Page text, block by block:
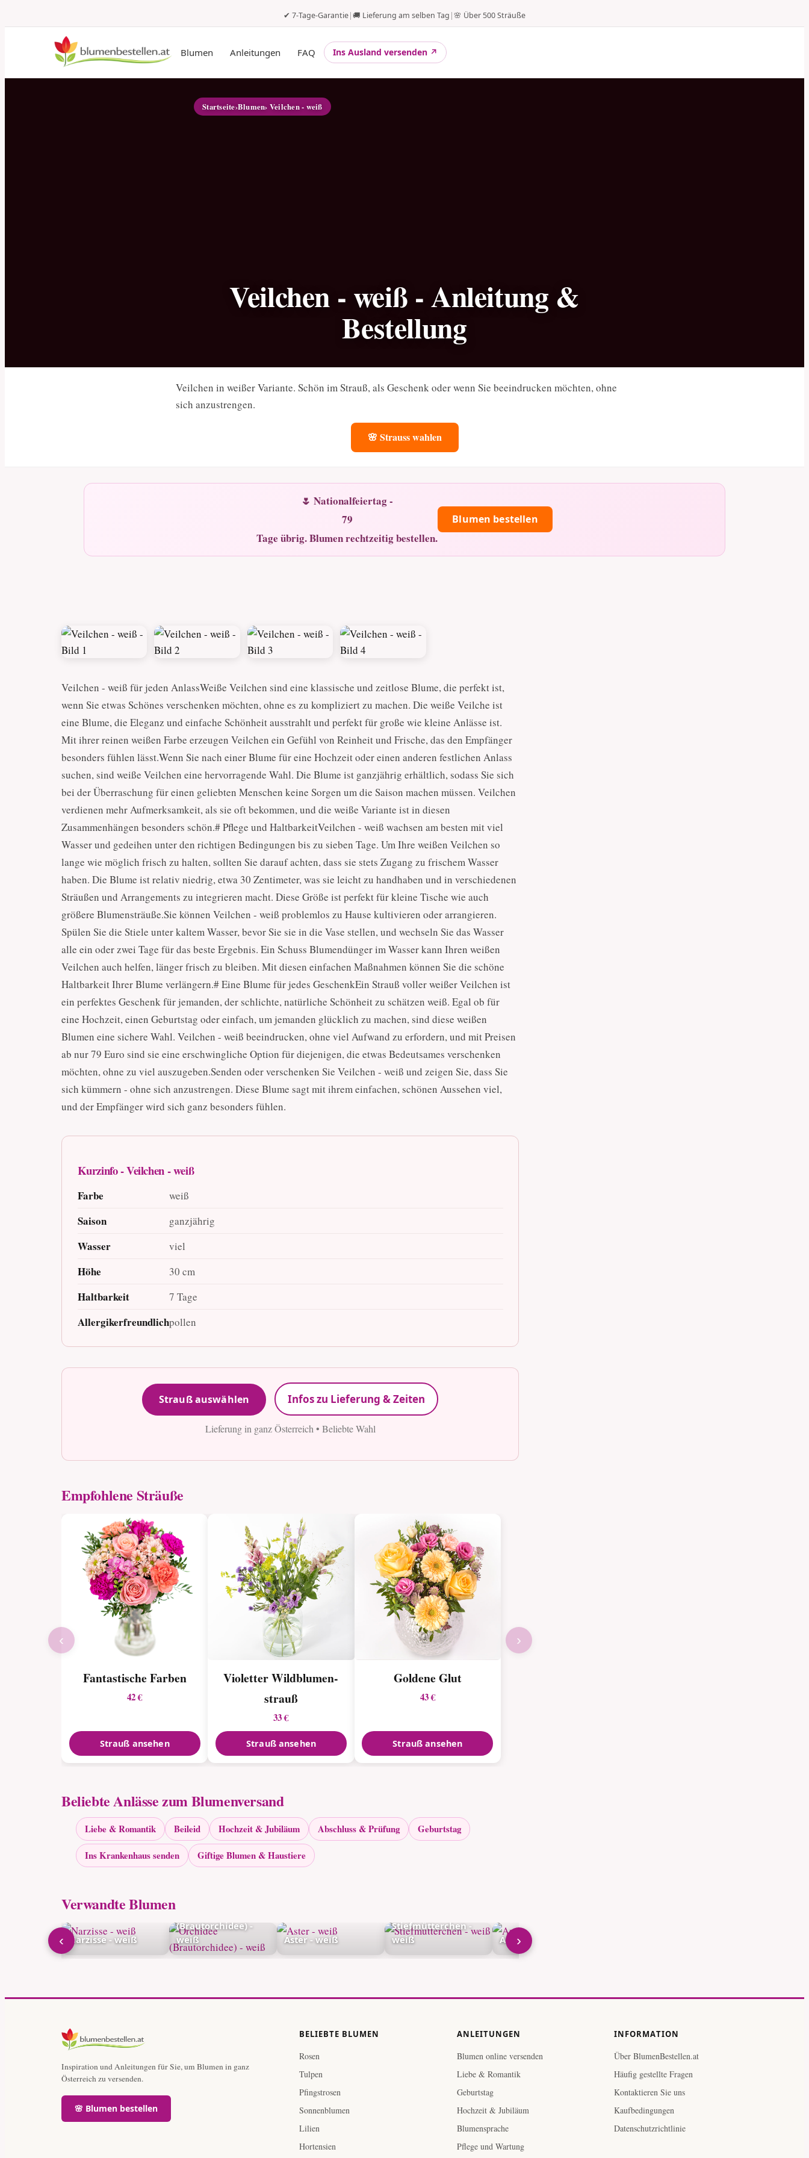
✔ 7-Tage-Garantie|🚚 Lieferung am selben Tag |🌸 Über 500 Sträuße
Blumen Anleitungen FAQ Ins Ausland versenden ↗
Startseite›Blumen› Veilchen - weiß
Veilchen - weiß - Anleitung &
Bestellung
Veilchen in weißer Variante. Schön im Strauß, als Geschenk oder wenn Sie beeindrucken möchten, ohne
sich anzustrengen.
🌸 Strauss wahlen
🌷 Nationalfeiertag -
79
Tage übrig. Blumen rechtzeitig bestellen.
Blumen bestellen
Veilchen - weiß für jeden AnlassWeiße Veilchen sind eine klassische und zeitlose Blume, die perfekt ist,
wenn Sie etwas Schönes verschenken möchten, ohne es zu kompliziert zu machen. Die weiße Veilche ist
eine Blume, die Eleganz und einfache Schönheit ausstrahlt und perfekt für große wie kleine Anlässe ist.
Mit ihrer reinen weißen Farbe erzeugen Veilchen ein Gefühl von Reinheit und Frische, das den Empfänger
besonders fühlen lässt.Wenn Sie nach einer Blume für eine Hochzeit oder einen anderen festlichen Anlass
suchen, sind weiße Veilchen eine hervorragende Wahl. Die Blume ist ganzjährig erhältlich, sodass Sie sich
bei der Überraschung für einen geliebten Menschen keine Sorgen um die Saison machen müssen. Veilchen
verdienen mehr Aufmerksamkeit, als sie oft bekommen, und die weiße Variante ist in diesen
Zusammenhängen besonders schön.# Pflege und HaltbarkeitVeilchen - weiß wachsen am besten mit viel
Wasser und gedeihen unter den richtigen Bedingungen bis zu sieben Tage. Um Ihre weißen Veilchen so
lange wie möglich frisch zu halten, sollten Sie darauf achten, dass sie stets Zugang zu frischem Wasser
haben. Die Blume ist relativ niedrig, etwa 30 Zentimeter, was sie leicht zu handhaben und in verschiedenen
Sträußen und Arrangements zu integrieren macht. Diese Größe ist perfekt für kleine Tische wie auch
größere Blumensträuße.Sie können Veilchen - weiß problemlos zu Hause kultivieren oder arrangieren.
Spülen Sie die Stiele unter kaltem Wasser, bevor Sie sie in die Vase stellen, und wechseln Sie das Wasser
alle ein oder zwei Tage für das beste Ergebnis. Ein Schuss Blumendünger im Wasser kann Ihren weißen
Veilchen auch helfen, länger frisch zu bleiben. Mit diesen einfachen Maßnahmen können Sie die schöne
Haltbarkeit Ihrer Blume verlängern.# Eine Blume für jedes GeschenkEin Strauß voller weißer Veilchen ist
ein perfektes Geschenk für jemanden, der schlichte, natürliche Schönheit zu schätzen weiß. Egal ob für
eine Hochzeit, einen Geburtstag oder einfach, um jemanden glücklich zu machen, sind diese weißen
Blumen eine sichere Wahl. Veilchen - weiß beeindrucken, ohne viel Aufwand zu erfordern, und mit Preisen
ab nur 79 Euro sind sie eine erschwingliche Option für diejenigen, die etwas Bedeutsames verschenken
möchten, ohne zu viel auszugeben.Senden oder verschenken Sie Veilchen - weiß und zeigen Sie, dass Sie
sich kümmern - ohne sich anzustrengen. Diese Blume sagt mit ihrem einfachen, schönen Aussehen viel,
und der Empfänger wird sich ganz besonders fühlen.
Kurzinfo - Veilchen - weiß
Farbe weiß
Saison ganzjährig
Wasser viel
Höhe 30 cm
Haltbarkeit 7 Tage
Allergikerfreundlichpollen
Strauß auswählen Infos zu Lieferung & Zeiten
Lieferung in ganz Österreich • Beliebte Wahl
Empfohlene Sträuße
Fantastische Farben
42 €
Strauß ansehen
Violetter Wildblumen­
strauß
33 €
Strauß ansehen
Goldene Glut
43 €
Strauß ansehen
‹ ›
Beliebte Anlässe zum Blumenversand
Liebe & Romantik Beileid Hochzeit & Jubiläum Abschluss & Prüfung Geburtstag
Ins Krankenhaus senden Giftige Blumen & Haustiere
Verwandte Blumen
Narzisse - weiß
(Brautorchidee) -
weiß
Aster - weiß
Stiefmütterchen -
weiß
Amaryllis - weiß
‹ ›
Inspiration und Anleitungen für Sie, um Blumen in ganz
Österreich zu versenden.
🌸 Blumen bestellen
BELIEBTE BLUMEN
Rosen
Tulpen
Pfingstrosen
Sonnenblumen
Lilien
Hortensien
ANLEITUNGEN
Blumen online versenden
Liebe & Romantik
Geburtstag
Hochzeit & Jubiläum
Blumensprache
Pflege und Wartung
INFORMATION
Über BlumenBestellen.at
Häufig gestellte Fragen
Kontaktieren Sie uns
Kaufbedingungen
Datenschutzrichtlinie